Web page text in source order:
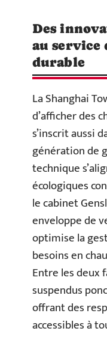
Des
au service
durable
La Shanghai
d’afficher des
s’inscrit aussi
génération de
technique
écologiques
le cabinet
enveloppe de
optimise la
besoins en
Entre les deux
suspendus
offrant des
accessibles à